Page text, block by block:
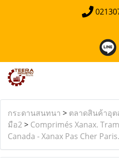
กระดานสนทนา > ตลาดสินค้าอุต
มือ2> Comprimés Xanax.
Canada - Xanax Pas Cher